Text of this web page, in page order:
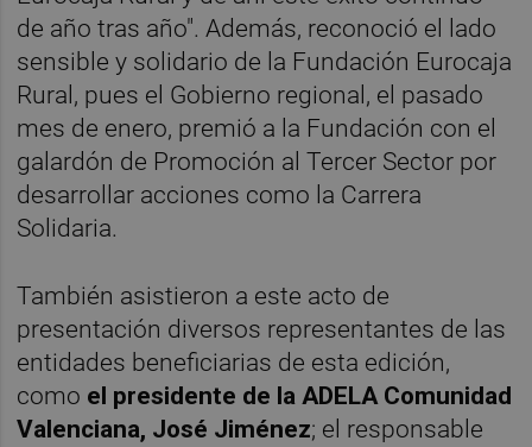
de año tras año". Además, reconoció el lado
sensible y solidario de la Fundación Eurocaja
Rural, pues el Gobierno regional, el pasado
mes de enero, premió a la Fundación con el
galardón de Promoción al Tercer Sector por
desarrollar acciones como la Carrera
Solidaria.
También asistieron a este acto de
presentación diversos representantes de las
entidades beneficiarias de esta edición,
como el presidente de la ADELA Comunidad
Valenciana, José Jiménez; el responsable